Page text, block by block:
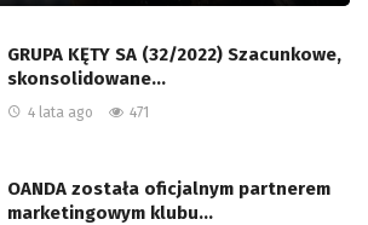
GRUPA KĘTY SA (32/2022) Szacunkowe,
skonsolidowane…
4 lata ago 471
OANDA została oficjalnym partnerem
marketingowym klubu…